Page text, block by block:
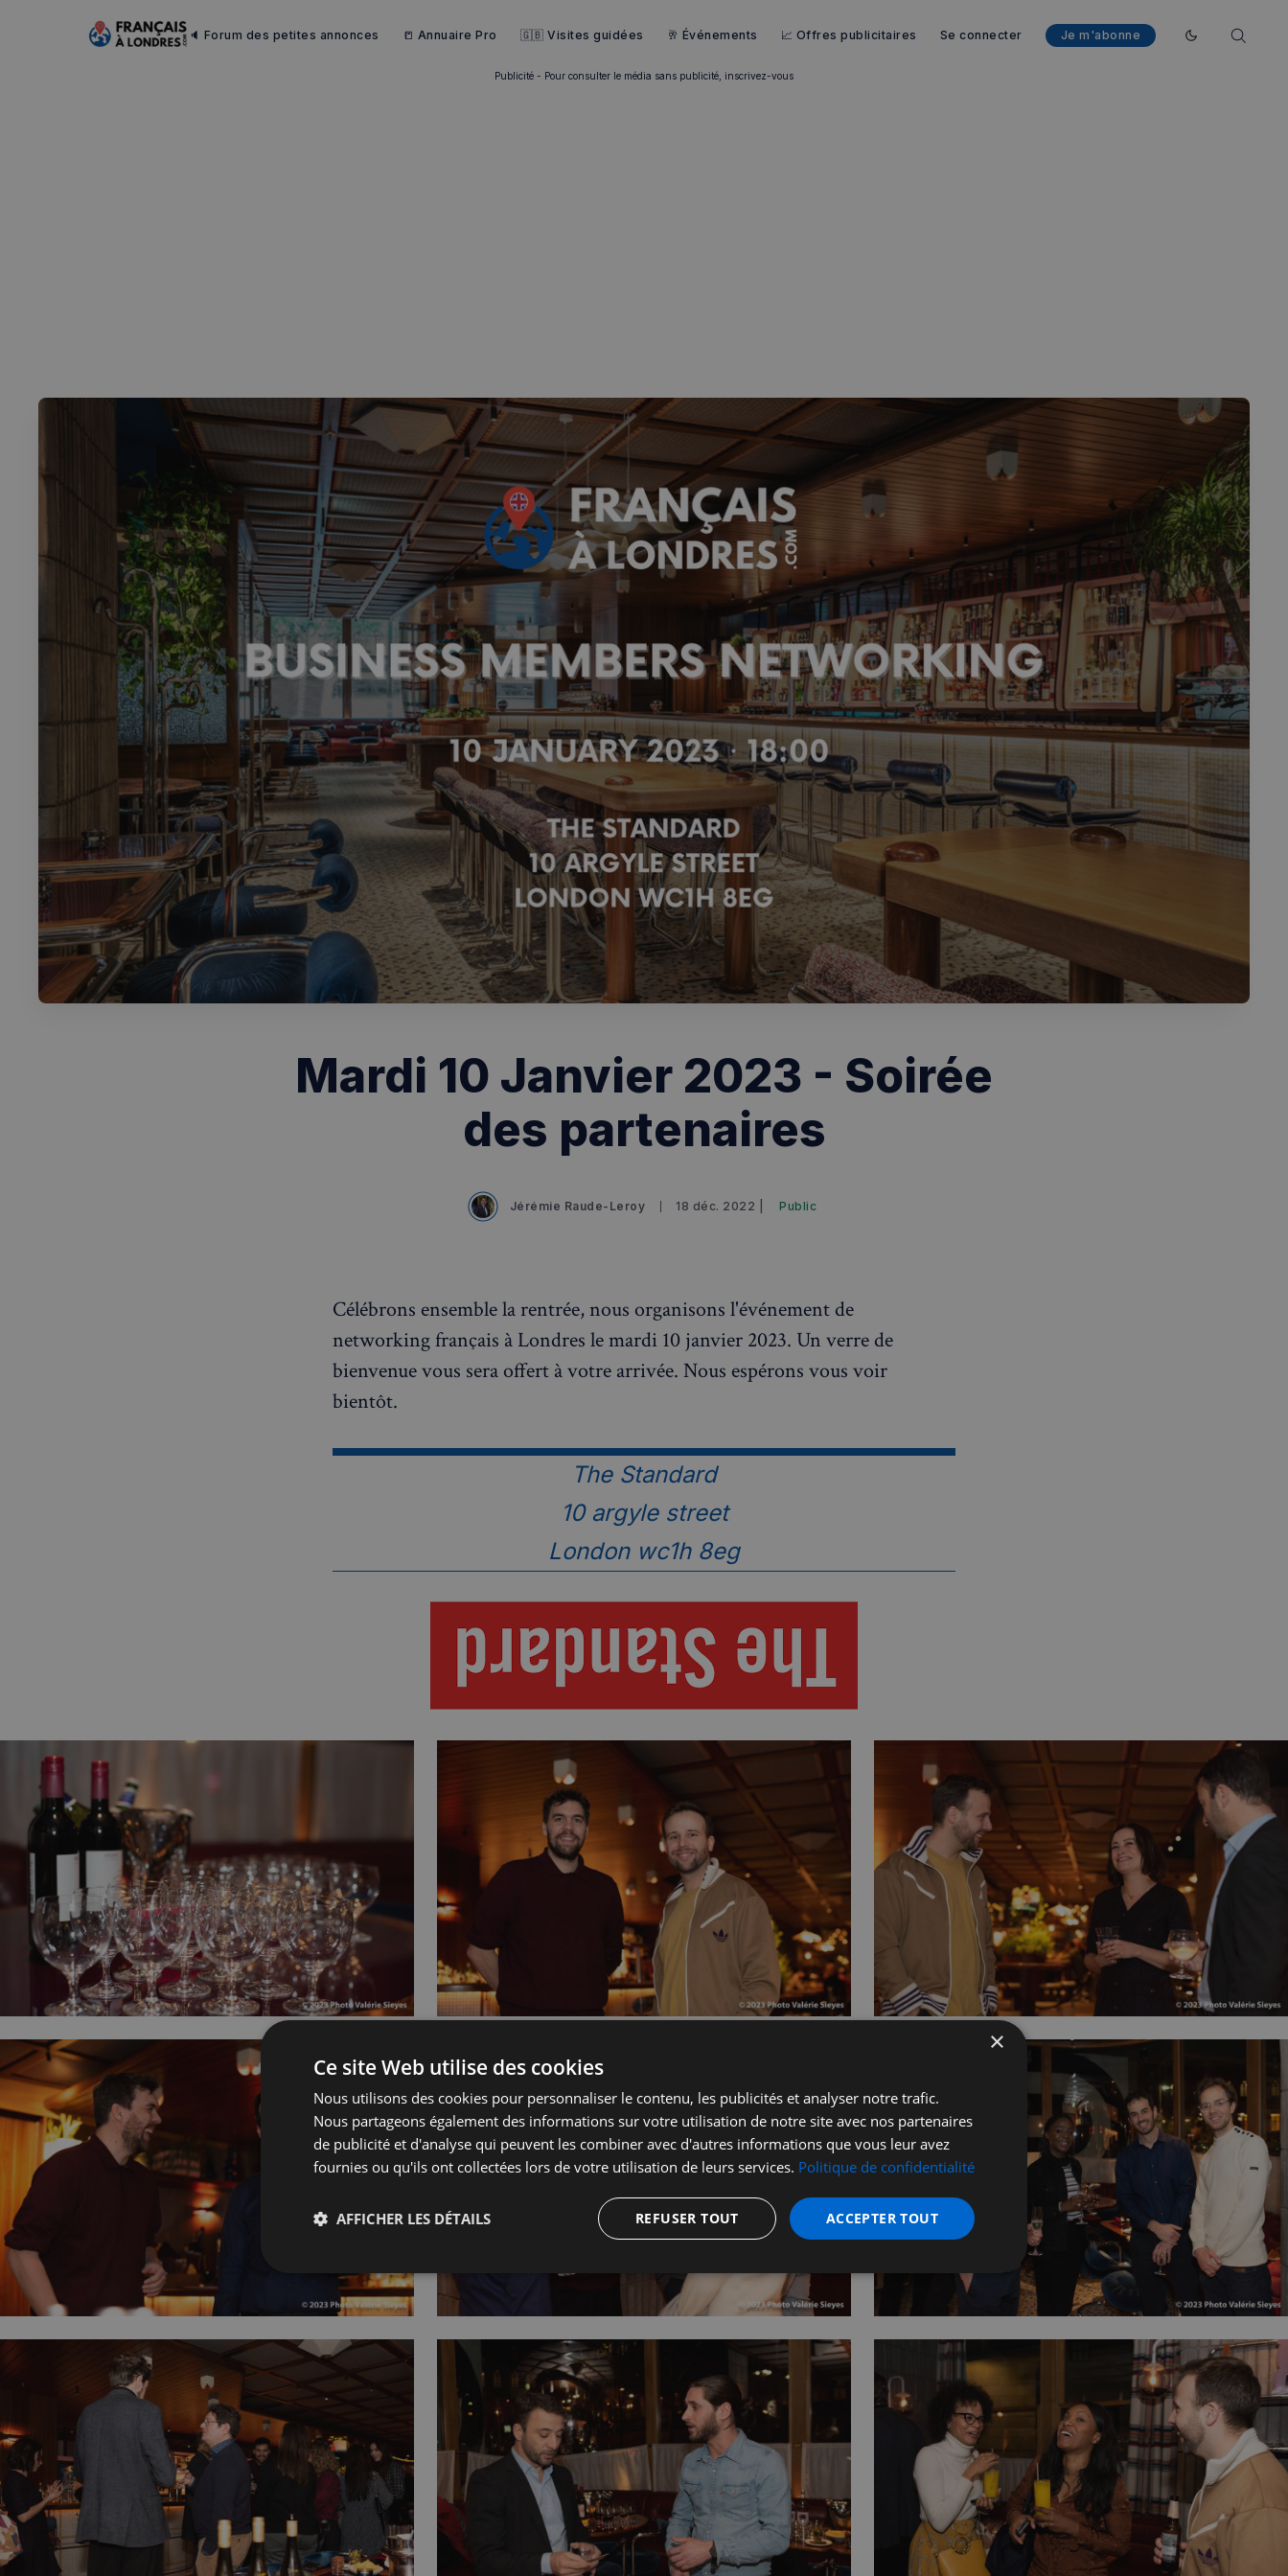
🔈 Forum des petites annonces 📒 Annuaire Pro 🇬🇧 Visites guidées 🥂 Événements 📈 Offres publicitaires Se connecter Je m'abonne
Enable dark mode
Recherche ✨ Chatbot IA
Rechercher dans Français à Londres - Magazine
RECHERCHES POPULAIRES
Annuaire des professionnels
Visites guidées
Événements à venir
Publicité - Pour consulter le média sans publicité, inscrivez-vous
Mardi 10 Janvier 2023 - Soirée
des partenaires
Jérémie Raude-Leroy 18 déc. 2022 | Public
Célébrons ensemble la rentrée, nous organisons l'événement de
networking français à Londres le mardi 10 janvier 2023. Un verre de
bienvenue vous sera offert à votre arrivée. Nous espérons vous voir
bientôt.
The Standard
10 argyle street
London wc1h 8eg
×
Ce site Web utilise des cookies
Nous utilisons des cookies pour personnaliser le contenu, les publicités et analyser notre trafic.
Nous partageons également des informations sur votre utilisation de notre site avec nos partenaires
de publicité et d'analyse qui peuvent les combiner avec d'autres informations que vous leur avez
fournies ou qu'ils ont collectées lors de votre utilisation de leurs services. Politique de confidentialité
ACCEPTER TOUT
REFUSER TOUT
AFFICHER LES DÉTAILS
Strictement
nécessaires
Performance Ciblage Fonctionnalité
Strictement nécessaires Performance Ciblage
Les cookies strictement nécessaires habilitent des fonctionnalités de base du site Web telles que la connexion des utilisateurs et
la gestion des comptes. Le site Web ne peut pas être utilisé correctement sans les cookies strictement nécessaires.
Nom
Fournisseur
Expiration Description
_px3
Wix.com, Inc.
.stripecdn.com
5 minutes
Ce cookie est utilisé à des fins de sécurité, pour détecter
les visiteurs malveillants sur le site et minimiser le